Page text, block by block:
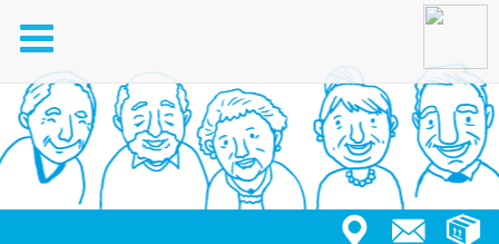
Toggle
navigation